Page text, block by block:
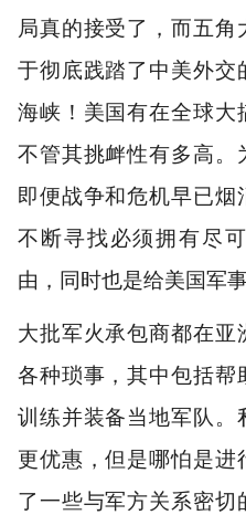
局真的接受了，而五
于彻底践踏了中美外交
海峡！美国有在全球大
不管其挑衅性有多高。
即便战争和危机早已烟
不断寻找必须拥有尽
由，同时也是给美国军事
大批军火承包商都在
各种琐事，其中包括帮
训练并装备当地军队。
更优惠，但是哪怕是进
了一些与军方关系密